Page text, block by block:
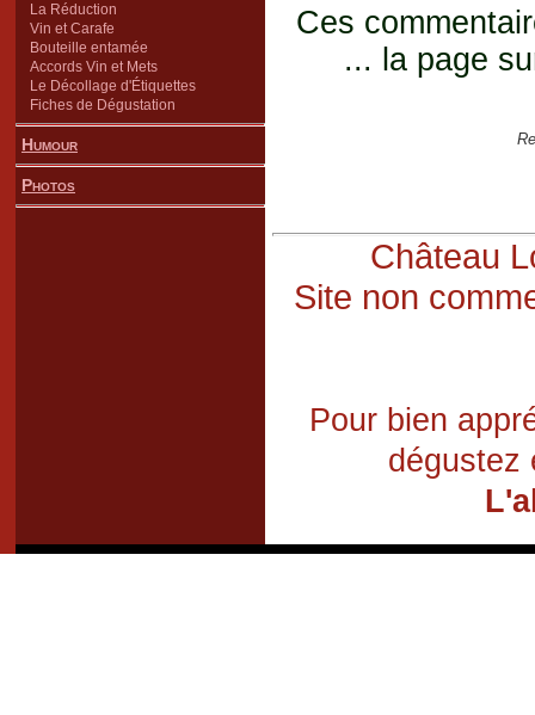
La Réduction
Vin et Carafe
Bouteille entamée
Accords Vin et Mets
Le Décollage d'Étiquettes
Fiches de Dégustation
Humour
Photos
Ces
... la page
Château
Site non
Pour bien
dégustez